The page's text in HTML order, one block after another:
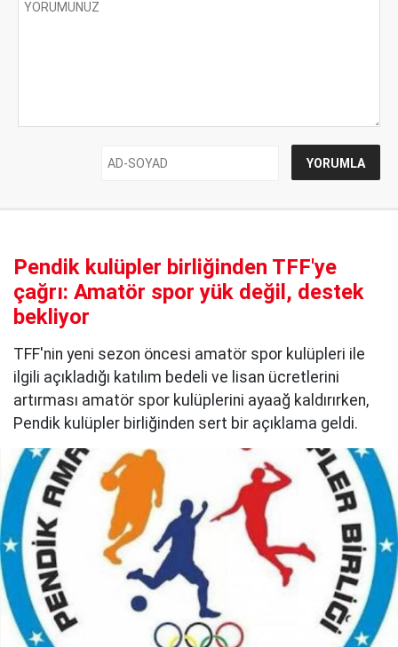
Pendik kulüpler birliğinden TFF'ye
çağrı: Amatör spor yük değil, destek
bekliyor
TFF'nin yeni sezon öncesi amatör spor kulüpleri ile
ilgili açıkladığı katılım bedeli ve lisan ücretlerini
artırması amatör spor kulüplerini ayaağ kaldırırken,
Pendik kulüpler birliğinden sert bir açıklama geldi.